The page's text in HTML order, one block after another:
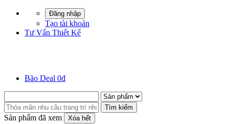
Đăng nhập
Tạo tài khoản
Tư Vấn Thiết Kế
Bão Deal 0đ
Tìm kiếm
Sản phẩm đã xem Xóa hết